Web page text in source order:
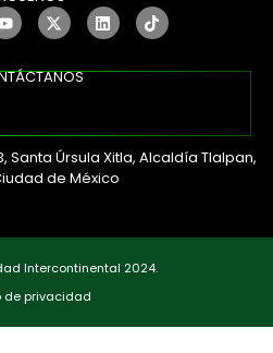
Santa Úrsula Xitla, Alcaldía Tlalpan,
de México
Intercontinental 2024.
de privacidad